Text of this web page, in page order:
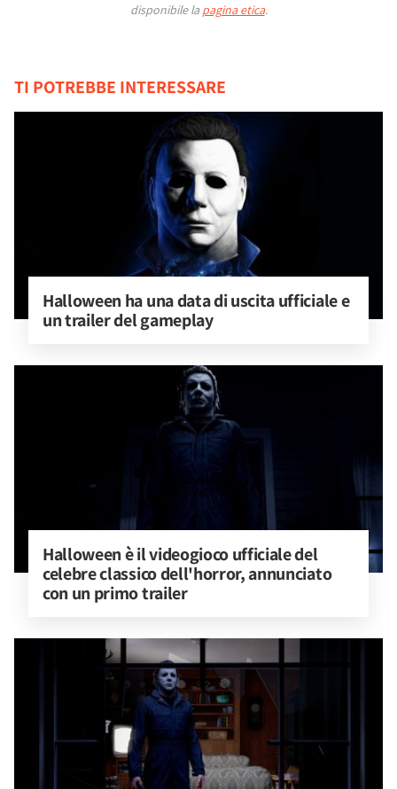
disponibile la pagina etica.
TI POTREBBE INTERESSARE
Halloween ha una data di uscita ufficiale e
un trailer del gameplay
Halloween è il videogioco ufficiale del
celebre classico dell'horror, annunciato
con un primo trailer